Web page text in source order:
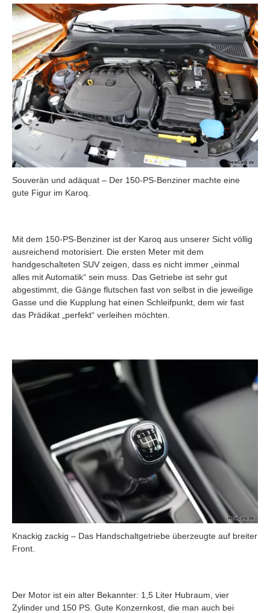
Souverän und adäquat – Der 150-PS-Benziner machte eine
gute Figur im Karoq.
Mit dem 150-PS-Benziner ist der Karoq aus unserer Sicht völlig
ausreichend motorisiert. Die ersten Meter mit dem
handgeschalteten SUV zeigen, dass es nicht immer „einmal
alles mit Automatik“ sein muss. Das Getriebe ist sehr gut
abgestimmt, die Gänge flutschen fast von selbst in die jeweilige
Gasse und die Kupplung hat einen Schleifpunkt, dem wir fast
das Prädikat „perfekt“ verleihen möchten.
Knackig zackig – Das Handschaltgetriebe überzeugte auf breiter
Front.
Der Motor ist ein alter Bekannter: 1,5 Liter Hubraum, vier
Zylinder und 150 PS. Gute Konzernkost, die man auch bei